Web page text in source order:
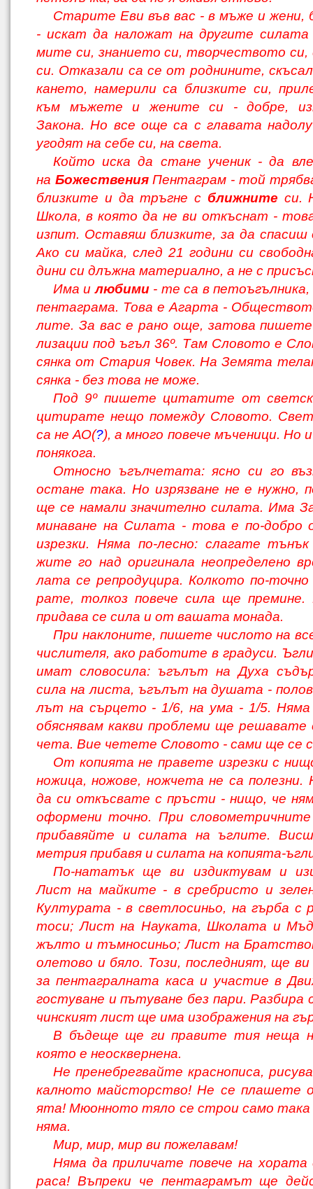
Старите Еви във вас - в мъже и жени,
- искат да наложат на другите
мите си, знанието си, творчеството
си. Отказали са се от роднините,
кането, намерили са близките си,
към мъжете и жените си - добре,
Закона. Но все още са с главата
угодят на себе си, на света.
Който иска да стане ученик - да
на БожественияПентаграм - той
близките и да тръгне с ближните си.
Школа, в която да не ви откъснат -
изпит. Оставяш близките, за да
Ако си майка, след 21 години си
дини си длъжна материално, а не с
Има илюбими- те са в
пентаграма. Това е Агарта -
лите. За вас е рано още, затова
лизации под ъгъл 36º. Там Словото е
сянка от Стария Човек. На Земята
сянка - без това не може.
Под 9º пишете цитатите от
цитирате нещо помежду Словото.
са не АО(?), а много повече мъченици. Но
понякога.
Относно ъгълчетата: ясно си го
остане така. Но изрязване не е нужно,
ще се намали значително силата. Има
минаване на Силата - това е по-добро
изрезки. Няма по-лесно: слагате
жите го над оригинала неопределено
лата се репродуцира. Колкото по-
рате, толкоз повече сила ще
придава се сила и от вашата монада.
При наклоните, пишете числото на
числителя, ако работите в градуси.
имат словосила: ъгълът на Духа
сила на листа, ъгълът на душата -
лът на сърцето - 1/6, на ума - 1/5.
обяснявам какви проблеми ще
чета. Вие четете Словото - сами ще се
От копията не правете изрезки с
ножица, ножове, ножчета не са полезни.
да си откъсвате с пръсти - нищо, че
оформени точно. При словометричните
прибавяйте и силата на ъглите.
метрия прибавя и силата на копията-
По-нататък ще ви издиктувам и
Лист на майките - в сребристо и
Културата - в светлосиньо, на гърба с
тоси; Лист на Науката, Школата и
жълто и тъмносиньо; Лист на
олетово и бяло. Този, последният, ще
за пентагралната каса и участие в
гостуване и пътуване без пари. Разбира
чинският лист ще има изображения на
В бъдеще ще ги правите тия неща
която е неосквернена.
Не пренебрегвайте краснописа,
калното майсторство! Не се плашете
ята! Мюонното тяло се строи само така
няма.
Мир, мир, мир ви пожелавам!
Няма да приличате повече на
раса! Въпреки че пентаграмът ще